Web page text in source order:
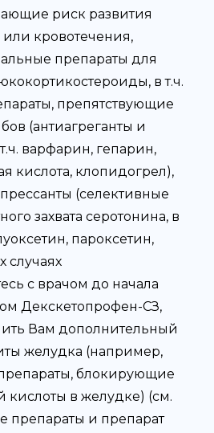
риск развития
кровотечения,
препараты для
в т.ч.
препятствующие
(антиагреганты и
варфарин, гепарин,
кислота, клопидогрел),
(селективные
захвата серотонина, в
пароксетин,
случаях
с врачом до начала
Декскетопрофен-СЗ,
Вам дополнительный
желудка (например,
блокирующие
кислоты в желудке) (см.
препараты и препарат